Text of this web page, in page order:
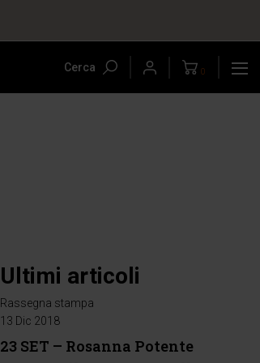
Cerca 0
Ultimi articoli
Rassegna stampa
13 Dic 2018
23 SET – Rosanna Potente